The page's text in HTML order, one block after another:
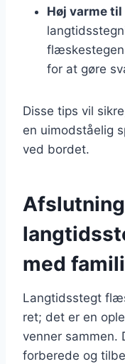
Høj varme
for at gøre
Disse tips vil
en uimodståelig
ved bordet.
med
Langtidsstegt
ret; det er en
venner sammen.
forberede og